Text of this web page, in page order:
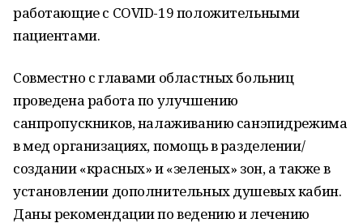
работающие с COVID-19 положительными
пациентами.
Совместно с главами областных больниц
проведена работа по улучшению
санпропускников, налаживанию санэпидрежима
в мед организациях, помощь в разделении/
создании «красных» и «зеленых» зон, а также в
установлении дополнительных душевых кабин.
Даны рекомендации по ведению и лечению